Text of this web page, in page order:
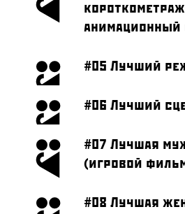
анимационный
#05 Лучший
#06 Лучший
#07 Лучшая
(игровой
#08 Лучшая